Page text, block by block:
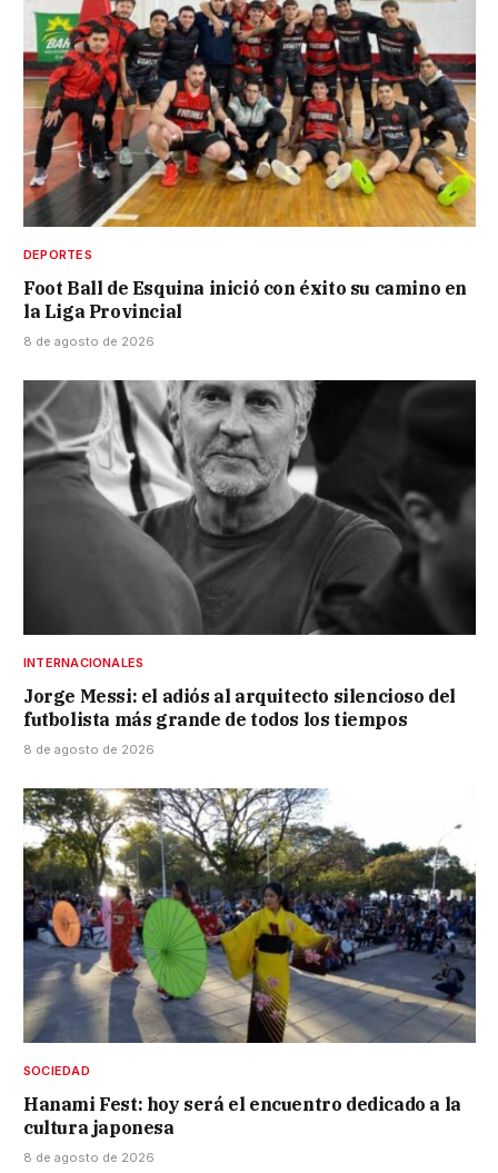
DEPORTES
Foot Ball de Esquina inició con éxito su camino en
la Liga Provincial
8 de agosto de 2026
INTERNACIONALES
Jorge Messi: el adiós al arquitecto silencioso del
futbolista más grande de todos los tiempos
8 de agosto de 2026
SOCIEDAD
Hanami Fest: hoy será el encuentro dedicado a la
cultura japonesa
8 de agosto de 2026